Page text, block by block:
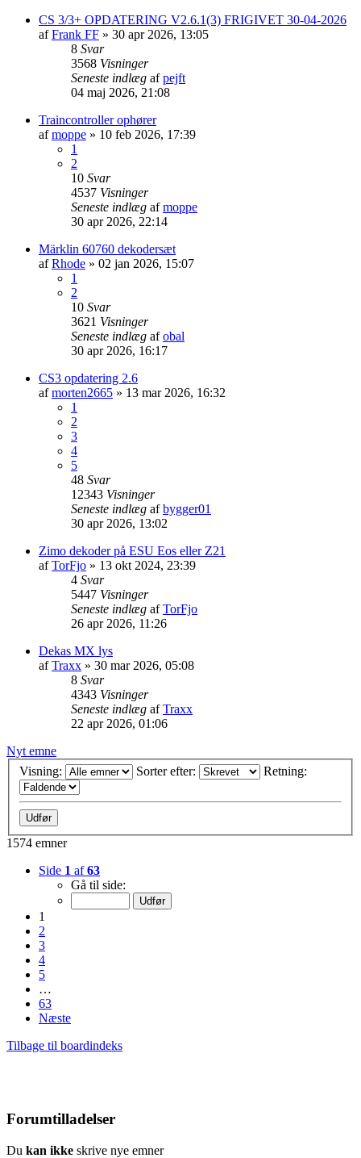
CS 3/3+ OPDATERING V2.6.1(3) FRIGIVET 30-04-2026
afFrank FF » 30 apr 2026, 13:05
8 Svar
3568 Visninger
Seneste indlæg afpejft
04 maj 2026, 21:08
Traincontroller ophører
afmoppe » 10 feb 2026, 17:39
1
2
10 Svar
4537 Visninger
Seneste indlæg afmoppe
30 apr 2026, 22:14
Märklin 60760 dekodersæt
afRhode » 02 jan 2026, 15:07
1
2
10 Svar
3621 Visninger
Seneste indlæg afobal
30 apr 2026, 16:17
CS3 opdatering 2.6
afmorten2665 » 13 mar 2026, 16:32
1
2
3
4
5
48 Svar
12343 Visninger
Seneste indlæg afbygger01
30 apr 2026, 13:02
Zimo dekoder på ESU Eos eller Z21
afTorFjo » 13 okt 2024, 23:39
4 Svar
5447 Visninger
Seneste indlæg afTorFjo
26 apr 2026, 11:26
Dekas MX lys
afTraxx » 30 mar 2026, 05:08
8 Svar
4343 Visninger
Seneste indlæg afTraxx
22 apr 2026, 01:06
Nyt emne
Visning:
Sorter efter: Retning:
1574 emner
Side 1 af63
Gå til side:
1
2
3
4
5
…
63
Næste
Tilbage til boardindeks
Forumtilladelser
Du kan ikke skrive nye emner